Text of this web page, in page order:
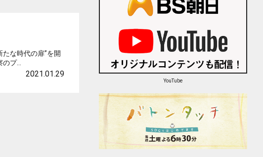
な時代の扉”を開
プ...
2021.01.29
YouTube